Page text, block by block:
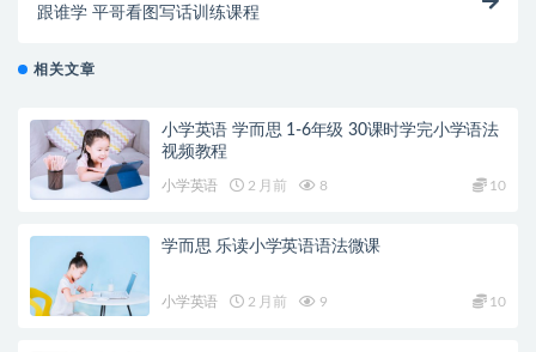
跟谁学 平哥看图写话训练课程
相关文章
小学英语 学而思 1-6年级 30课时学完小学语法
视频教程
小学英语 2 月前 8 10
学而思 乐读小学英语语法微课
小学英语 2 月前 9 10